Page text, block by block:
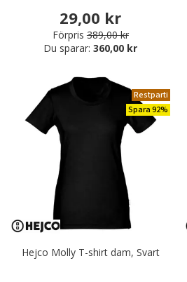
29,00 kr
Förpris 389,00 kr
Du sparar:360,00 kr
Restparti
Spara 92%
Hejco Molly T-shirt dam, Svart